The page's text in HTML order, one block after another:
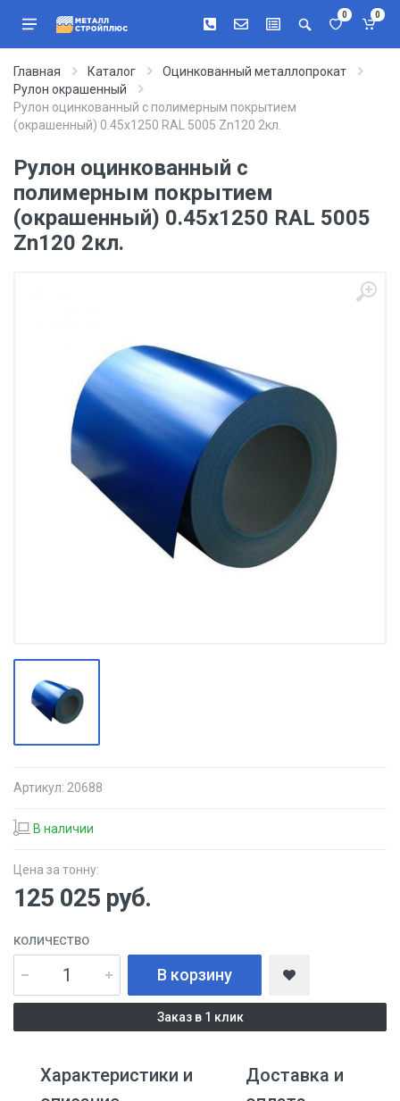
0 0
Главная Каталог
Оцинкованный металлопрокат
Рулон окрашенный
Рулон оцинкованный с полимерным покрытием
(окрашенный) 0.45x1250 RAL 5005 Zn120 2кл.
Рулон оцинкованный с
полимерным покрытием
(окрашенный) 0.45x1250 RAL 5005
Zn120 2кл.
Артикул: 20688
В наличии
Цена за тонну:
125 025 руб.
КОЛИЧЕСТВО
В корзину
Заказ в 1 клик
Характеристики и
Доставка и